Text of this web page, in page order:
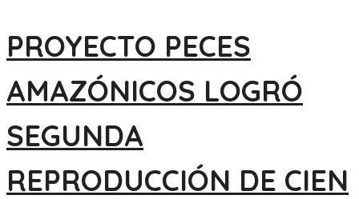
PROYECTO PECES
AMAZÓNICOS LOGRÓ
SEGUNDA
REPRODUCCIÓN DE CIEN